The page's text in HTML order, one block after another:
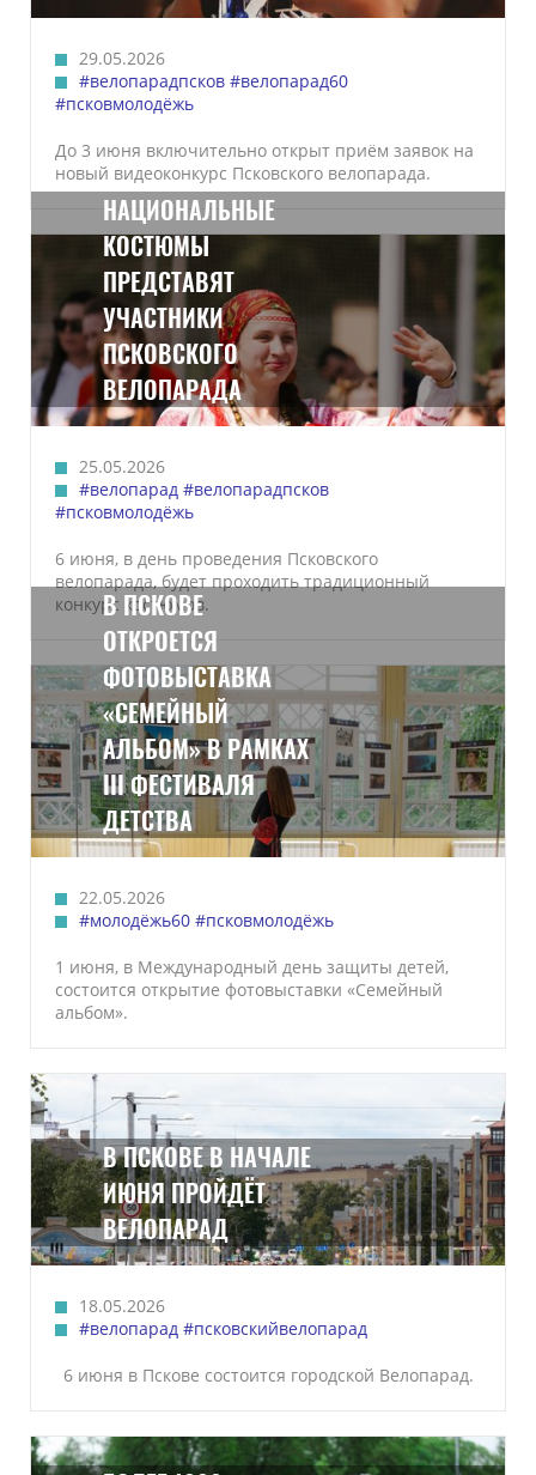
29.05.2026
#велопарадпсков #велопарад60
#псковмолодёжь
До 3 июня включительно открыт приём заявок на
новый видеоконкурс Псковского велопарада.
НАЦИОНАЛЬНЫЕ
КОСТЮМЫ
ПРЕДСТАВЯТ
УЧАСТНИКИ
ПСКОВСКОГО
ВЕЛОПАРАДА
25.05.2026
#велопарад #велопарадпсков
#псковмолодёжь
6 июня, в день проведения Псковского
велопарада, будет проходить традиционный
конкурс костюмов.
В ПСКОВЕ
ОТКРОЕТСЯ
ФОТОВЫСТАВКА
«СЕМЕЙНЫЙ
АЛЬБОМ» В РАМКАХ
III ФЕСТИВАЛЯ
ДЕТСТВА
22.05.2026
#молодёжь60 #псковмолодёжь
1 июня, в Международный день защиты детей,
состоится открытие фотовыставки «Семейный
альбом».
В ПСКОВЕ В НАЧАЛЕ
ИЮНЯ ПРОЙДЁТ
ВЕЛОПАРАД
18.05.2026
#велопарад #псковскийвелопарад
6 июня в Пскове состоится городской Велопарад.